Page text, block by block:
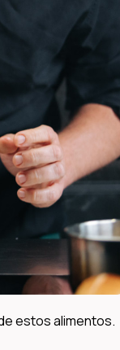
estos alimentos.